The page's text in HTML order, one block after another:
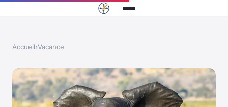
Accueil›Vacance